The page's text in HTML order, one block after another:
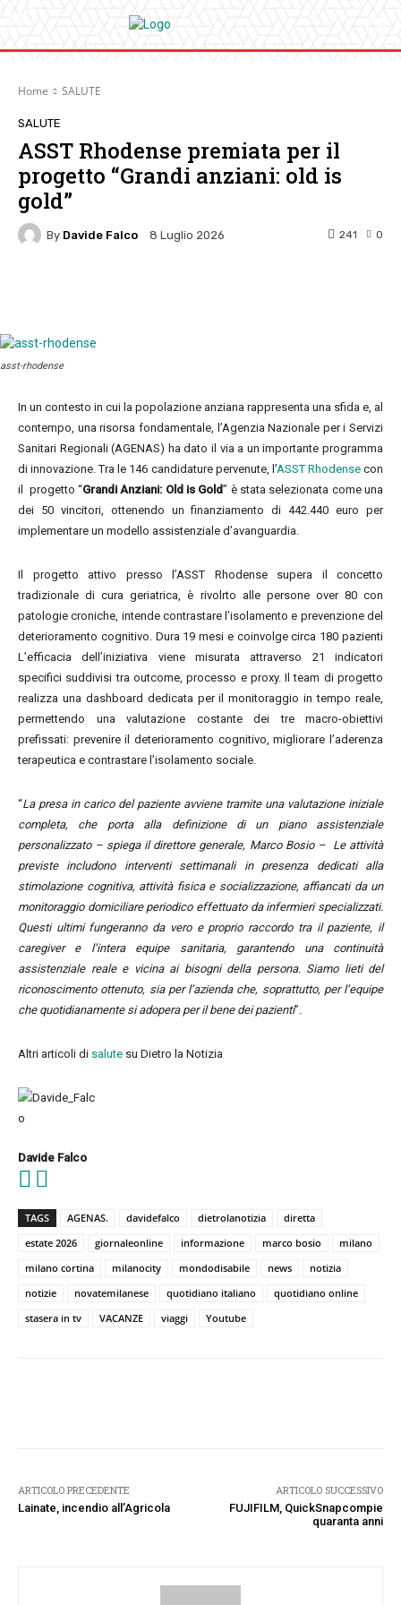
Home SALUTE
SALUTE
ASST Rhodense premiata per il
progetto “Grandi anziani: old is
gold”
By Davide Falco 8 Luglio 2026 0
241
asst-rhodense
In un contesto in cui la popolazione anziana rappresenta una sfida e, al
contempo, una risorsa fondamentale, l’Agenzia Nazionale per i Servizi
Sanitari Regionali (AGENAS) ha dato il via a un importante programma
di innovazione. Tra le 146 candidature pervenute, l’ASST Rhodensecon
il progetto “Grandi Anziani: Old is Gold” è stata selezionata come una
dei 50 vincitori, ottenendo un finanziamento di 442.440 euro per
implementare un modello assistenziale d’avanguardia.
Il progetto attivo presso l’ASST Rhodense supera il concetto
tradizionale di cura geriatrica, è rivolrto alle persone over 80 con
patologie croniche, intende contrastare l’isolamento e prevenzione del
deterioramento cognitivo. Dura 19 mesi e coinvolge circa 180 pazienti
L’efficacia dell’iniziativa viene misurata attraverso 21 indicatori
specifici suddivisi tra outcome, processo e proxy. Il team di progetto
realizza una dashboard dedicata per il monitoraggio in tempo reale,
permettendo una valutazione costante dei tre macro-obiettivi
prefissati: prevenire il deterioramento cognitivo, migliorare l’aderenza
terapeutica e contrastare l’isolamento sociale.
“La presa in carico del paziente avviene tramite una valutazione iniziale
completa, che porta alla definizione di un piano assistenziale
personalizzato – spiega il direttore generale, Marco Bosio – Le attività
previste includono interventi settimanali in presenza dedicati alla
stimolazione cognitiva, attività fisica e socializzazione, affiancati da un
monitoraggio domiciliare periodico effettuato da infermieri specializzati.
Questi ultimi fungeranno da vero e proprio raccordo tra il paziente, il
caregiver e l’intera equipe sanitaria, garantendo una continuità
assistenziale reale e vicina ai bisogni della persona. Siamo lieti del
riconoscimento ottenuto, sia per l’azienda che, soprattutto, per l’equipe
che quotidianamente si adopera per il bene dei pazienti”.
Altri articoli di salute su Dietro la Notizia
Davide Falco
TAGS AGENAS. davidefalco dietrolanotizia
diretta
estate 2026
giornaleonline informazione marco bosio
milano
milano cortina
milanocity mondodisabile news
notizia
notizie
novatemilanese quotidiano italiano
quotidiano online
stasera in tv
VACANZE viaggi Youtube
ARTICOLO PRECEDENTE
Lainate, incendio all’Agricola
ARTICOLO SUCCESSIVO
FUJIFILM, QuickSnapcompie
quaranta anni